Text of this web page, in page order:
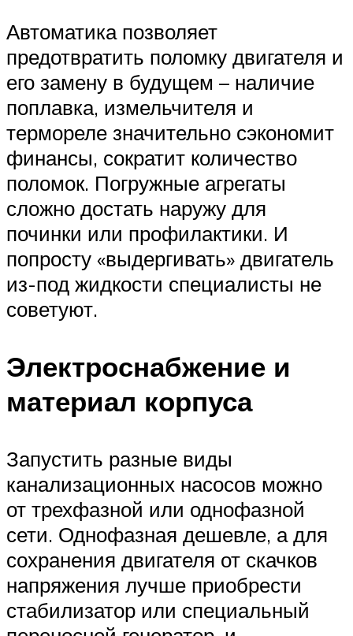
Автоматика позволяет
предотвратить поломку двигателя и
его замену в будущем – наличие
поплавка, измельчителя и
термореле значительно сэкономит
финансы, сократит количество
поломок. Погружные агрегаты
сложно достать наружу для
починки или профилактики. И
попросту «выдергивать» двигатель
из-под жидкости специалисты не
советуют.
Электроснабжение и
материал корпуса
Запустить разные виды
канализационных насосов можно
от трехфазной или однофазной
сети. Однофазная дешевле, а для
сохранения двигателя от скачков
напряжения лучше приобрести
стабилизатор или специальный